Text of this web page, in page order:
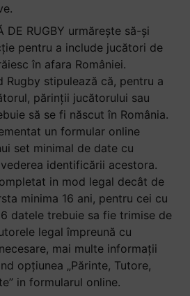
DE RUGBY urmărește să-și
pentru a include jucători de
în afara României.
Rugby stipulează că, pentru a
părinții jucătorului sau
să se fi născut în România.
un formular online
set minimal de date cu
identificării acestora.
in mod legal decât de
minima 16 ani, pentru cei cu
datele trebuie sa fie trimise de
legal împreună cu
mai multe informații
opțiunea „Părinte, Tutore,
in formularul online.